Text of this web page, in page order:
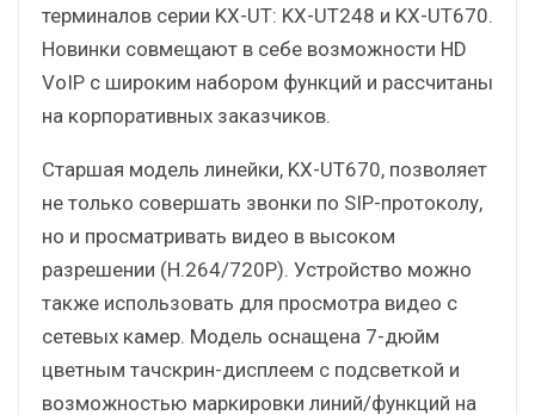
терминалов серии KX-UT: KX-UT248 и KX-UT670.
Новинки совмещают в себе возможности HD
VoIP с широким набором функций и рассчитаны
на корпоративных заказчиков.
Старшая модель линейки, KX-UT670, позволяет
не только совершать звонки по SIP-протоколу,
но и просматривать видео в высоком
разрешении (H.264/720P). Устройство можно
также использовать для просмотра видео с
сетевых камер. Модель оснащена 7-дюйм
цветным тачскрин-дисплеем с подсветкой и
возможностью маркировки линий/функций на